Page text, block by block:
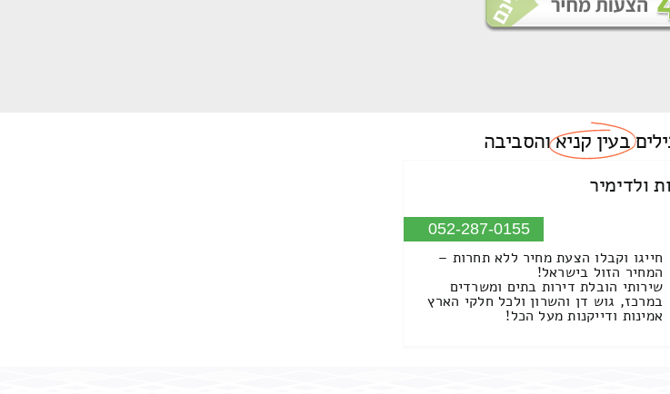
בעין קניאוהסביבה
ולדימיר
052-287-0155
חייגו וקבלו הצעת מחיר ללא תחרות –
המחיר הזול בישראל!
שירותי הובלת דירות בתים ומשרדים
במרכז, גוש דן והשרון ולכל חלקי הארץ
אמינות ודייקנות מעל הכל!